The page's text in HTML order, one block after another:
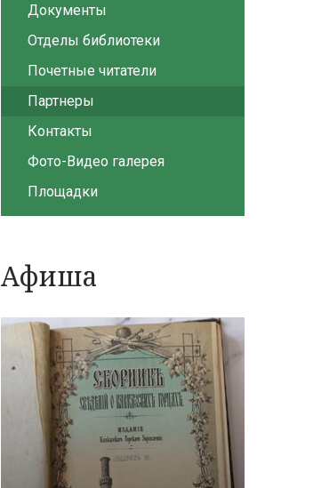
Документы
Отделы библиотеки
Почетные читатели
Партнеры
Контакты
Фото-Видео галерея
Площадки
Афиша